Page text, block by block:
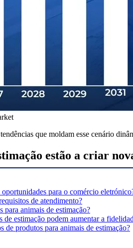
que moldam esse cenário
estão a criar
para o comércio
de atendimento?
animais de estimação?
estimação podem aumentar a
de produtos para animais de estimação?